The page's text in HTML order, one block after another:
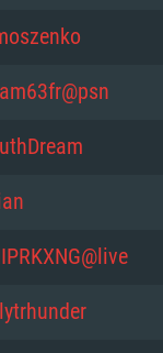
PC
양
Windows 10
2.2 GHz 듀
양
Mac OS Big
최소 2.2
니다)
양
64bit Linux
2.4 GHz 듀